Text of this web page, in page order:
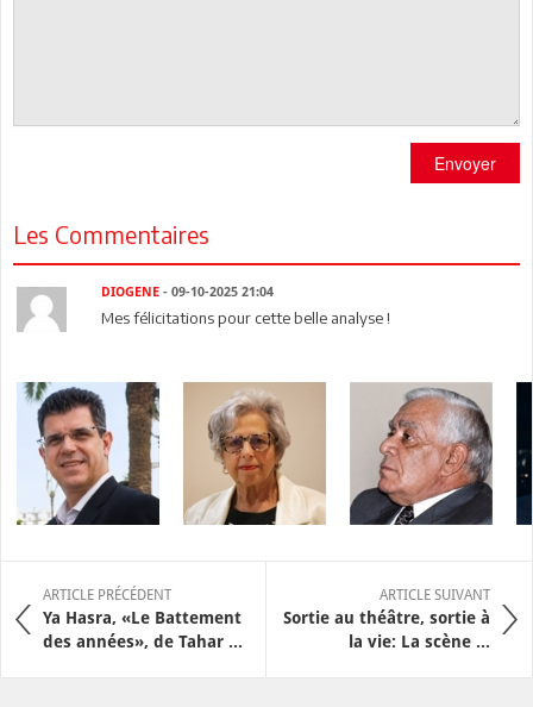
Envoyer
Les Commentaires
DIOGENE - 09-10-2025 21:04
Mes félicitations pour cette belle analyse !
ARTICLE PRÉCÉDENT
Ya Hasra, «Le Battement
des années», de Tahar ...
ARTICLE SUIVANT
Sortie au théâtre, sortie à
la vie: La scène ...